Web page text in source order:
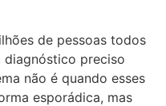
de pessoas todos
diagnóstico preciso
não é quando esses
esporádica, mas